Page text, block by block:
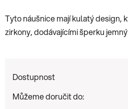
Tyto náušnice mají kulatý design,
zirkony, dodávajícími šperku
Dostupnost
Můžeme doručit do: